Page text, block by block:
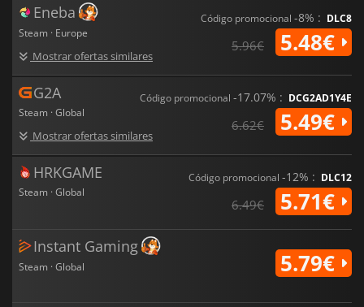
Eneba
Steam · Europe
Mostrar ofertas similares
Código promocional -8% : DLC8
5.96€ 5.48€
G2A
Steam · Global
Mostrar ofertas similares
Código promocional -17.07% : DCG2AD1Y4E
6.62€ 5.49€
HRKGAME
Steam · Global
Código promocional -12% : DLC12
6.49€ 5.71€
Instant Gaming
Steam · Global 5.79€